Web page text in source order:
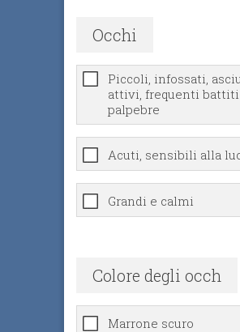
Occhi
Piccoli, infossati,
attivi, frequenti
palpebre
Acuti, sensibili alla
Grandi e calmi
Colore degli occh
Marrone scuro